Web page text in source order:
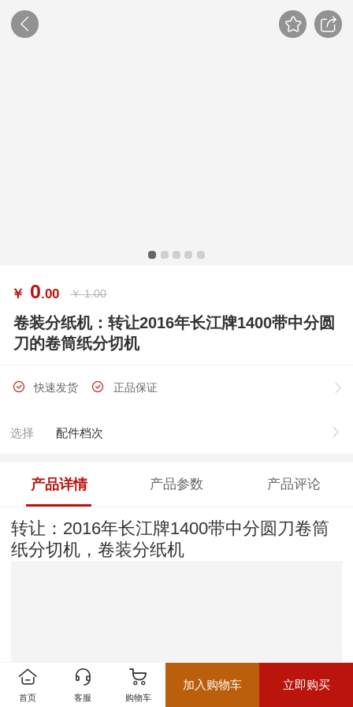
￥ 0.00 ￥ 1.00
卷装分纸机：转让2016年长江牌1400带中分圆
刀的卷筒纸分切机
快速发货 正品保证
选择 配件档次
产品详情 产品参数 产品评论
转让：2016年长江牌1400带中分圆刀卷筒
纸分切机，卷装分纸机
首页 客服 购物车
加入购物车 立即购买